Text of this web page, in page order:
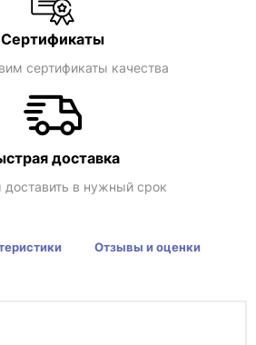
Сертификаты
сертификаты качества
доставка
в нужный срок
Отзывы и оценки